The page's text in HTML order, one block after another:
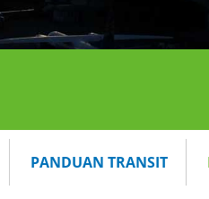
PANDUAN TRANSIT